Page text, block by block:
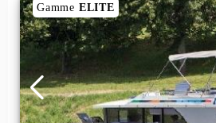
Gamme ELITE